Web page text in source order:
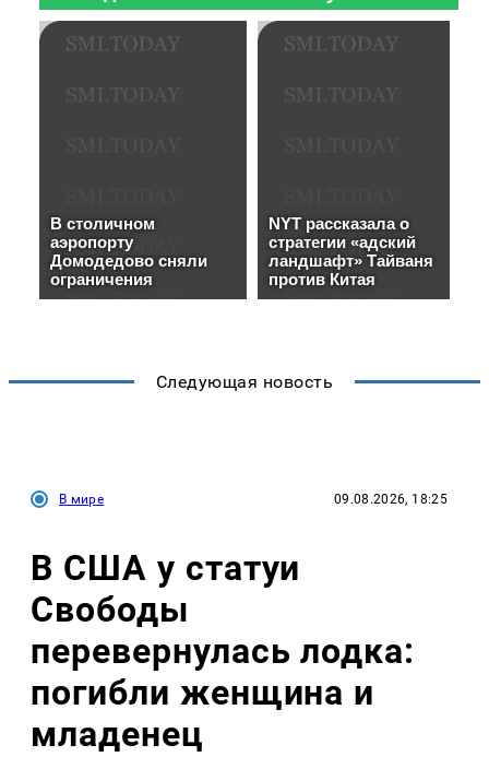
Следующая новость
В мире 09.08.2026, 18:25
В США у статуи
Свободы
перевернулась лодка:
погибли женщина и
младенец